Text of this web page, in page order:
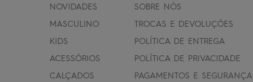
NOVIDADES
MASCULINO
KIDS
ACESSÓRIOS
CALÇADOS
SOBRE NÓS
TROCAS E DEVOLUÇÕES
POLÍTICA DE ENTREGA
POLÍTICA DE PRIVACIDADE
PAGAMENTOS E SEGURANÇA